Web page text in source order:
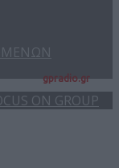
ON GROUP
gpradio.gr